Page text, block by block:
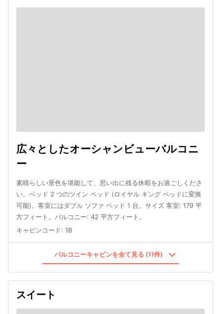
広々としたオーシャンビューバルコニ
ー
素晴らしい景色を堪能して、思い出に残る休暇をお過ごしくださ
い。ベッド 2 つのツイン ベッド (ロイヤル キング ベッドに変換
可能)。客室にはダブル ソファ ベッド 1 台。サイズ 客室: 179 平
方フィート。バルコニー: 42 平方フィート。
キャビンコード: 1B
バルコニーキャビンを全て見る (11件)
スイート